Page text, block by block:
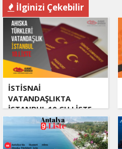
İlginizi Çekebilir
İSTİSNAİ
VATANDAŞLIKTA
İSTANBUL 10.CU LİSTE